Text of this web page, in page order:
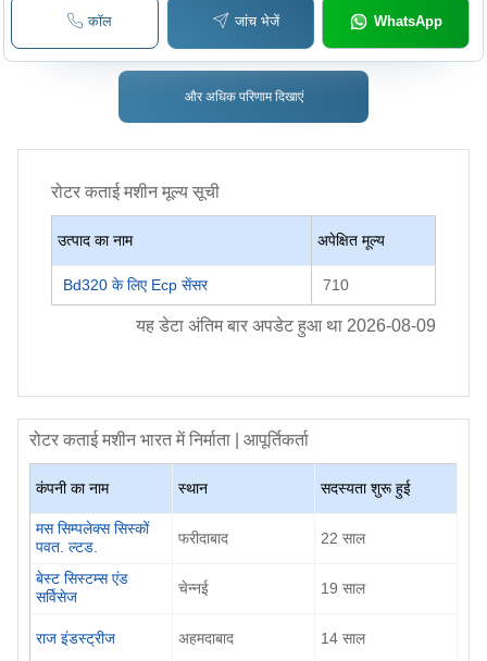
कॉल जांच भेजें WhatsApp
और अधिक परिणाम दिखाएं
रोटर कताई मशीन मूल्य सूची
उत्पाद का नाम अपेक्षित मूल्य
Bd320 के लिए Ecp सेंसर 710
यह डेटा अंतिम बार अपडेट हुआ था 2026-08-09
रोटर कताई मशीन भारत में निर्माता | आपूर्तिकर्ता
कंपनी का नाम स्थान सदस्यता शुरू हुई
मस सिम्पलेक्स सिस्कों
पवत. ल्टड.
फरीदाबाद 22 साल
बेस्ट सिस्टम्स एंड
सर्विसेज
चेन्नई 19 साल
राज इंडस्ट्रीज अहमदाबाद 14 साल